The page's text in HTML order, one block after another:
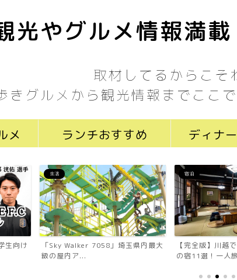
光やグルメ情報満
取材してるからこそ
きグルメから観光情報までここ
メ ランチおすすめ ディナ
生向け
生活
「Sky Walker 7058」埼玉県内最大
級の屋内ア...
宿泊
【完全版】川越
の宿11選！一人